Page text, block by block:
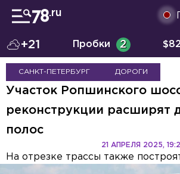
+21 Пробки 2 $
САНКТ-ПЕТЕРБУРГ ДОРОГИ
Участок Ропшинского
реконструкции расширят
полос
21 АПРЕЛЯ 2025,
На отрезке трассы также